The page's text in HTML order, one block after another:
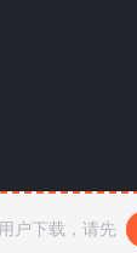
户下载，请先